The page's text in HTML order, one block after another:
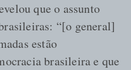
que o assunto
“[o general]
estão
brasileira e que